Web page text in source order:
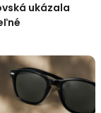
ukázala